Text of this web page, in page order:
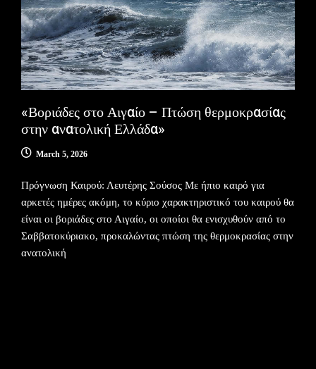
«Βοριάδες στο Αιγαίο – Πτώση θερμοκρασίας
στην ανατολική Ελλάδα»
March 5, 2026
Πρόγνωση Καιρού: Λευτέρης Σούσος Με ήπιο καιρό για
αρκετές ημέρες ακόμη, το κύριο χαρακτηριστικό του καιρού θα
είναι οι βοριάδες στο Αιγαίο, οι οποίοι θα ενισχυθούν από το
Σαββατοκύριακο, προκαλώντας πτώση της θερμοκρασίας στην
ανατολική